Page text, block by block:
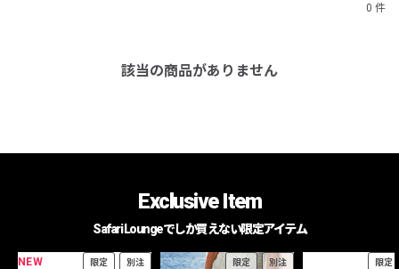
0 件
該当の商品がありません
Exclusive Item
Safari Loungeでしか買えない限定アイテム
NEW 限定 別注 限定 別注 限定